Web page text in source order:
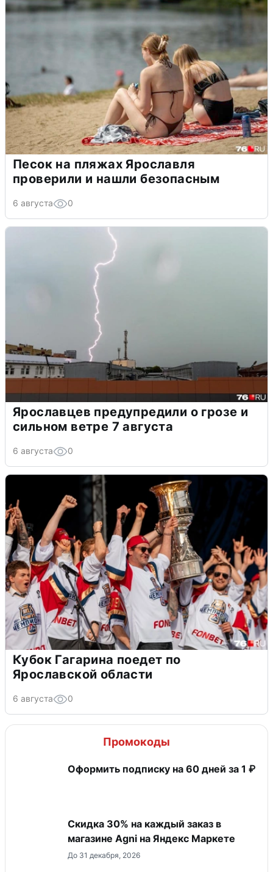
Песок на пляжах Ярославля
проверили и нашли безопасным
6 августа 0
Ярославцев предупредили о грозе и
сильном ветре 7 августа
6 августа 0
Кубок Гагарина поедет по
Ярославской области
6 августа 0
Промокоды
Оформить подписку на 60 дней за 1 ₽
Скидка 30% на каждый заказ в
магазине Agni на Яндекс Маркете
До 31 декабря, 2026